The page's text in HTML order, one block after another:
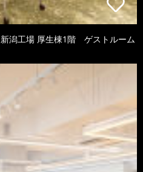
潟工場 厚生棟1階 ゲストルーム